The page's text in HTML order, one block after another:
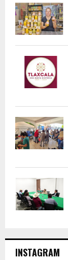
INSTAGRAM